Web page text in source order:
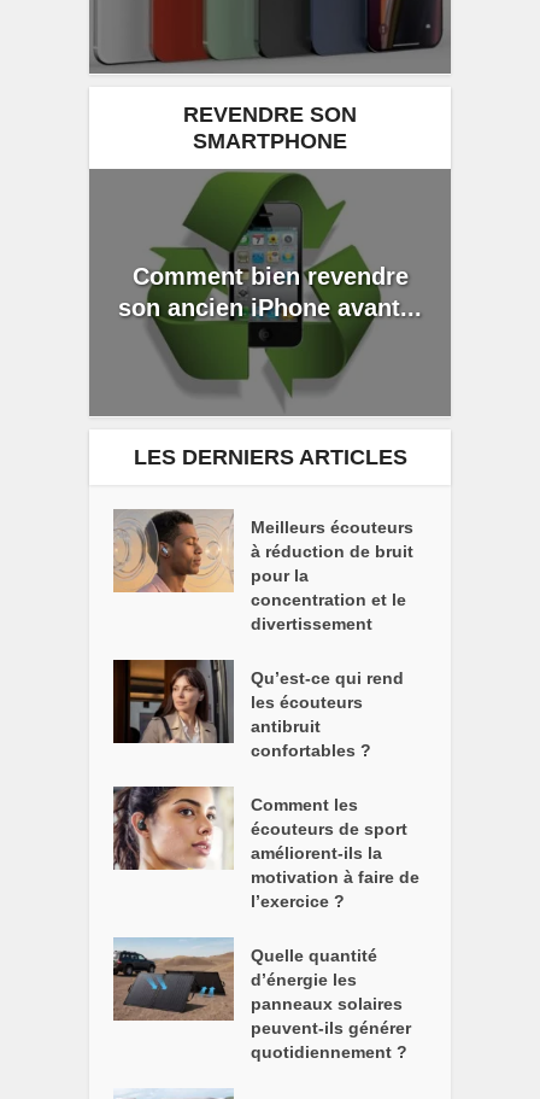
REVENDRE SON
SMARTPHONE
Comment bien revendre
son ancien iPhone avant...
LES DERNIERS ARTICLES
Meilleurs écouteurs
à réduction de bruit
pour la
concentration et le
divertissement
Qu’est-ce qui rend
les écouteurs
antibruit
confortables ?
Comment les
écouteurs de sport
améliorent-ils la
motivation à faire de
l’exercice ?
Quelle quantité
d’énergie les
panneaux solaires
peuvent-ils générer
quotidiennement ?